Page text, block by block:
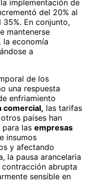
implementación de
del 20% al
35%. En conjunto,
mantenerse
la economía
a
de los
una respuesta
enfriamiento
comercial, las tarifas
países han
las empresas
insumos
y afectando
la pausa arancelaria
abrupta
sensible en